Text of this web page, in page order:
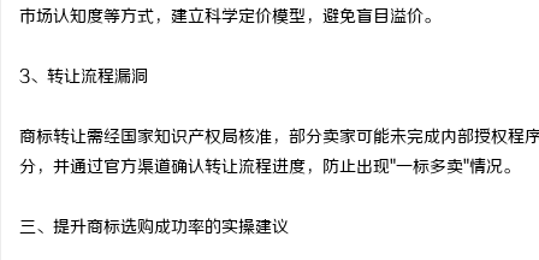
市场认知度等方式，建立科学定价模型，避免盲目溢价。
3、转让流程漏洞
商标转让需经国家知识产权局核准，部分卖家可能未完成内部授权
分，并通过官方渠道确认转让流程进度，防止出现"一标多卖"情况。
三、提升商标选购成功率的实操建议